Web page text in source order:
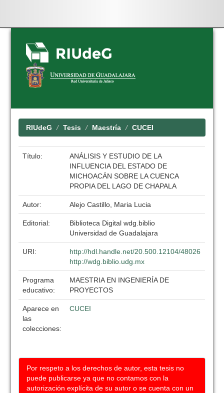
Skip
navigation
RIUdeG Tesis Maestría CUCEI
Título:
ANÁLISIS Y ESTUDIO DE LA
INFLUENCIA DEL ESTADO DE
MICHOACÁN SOBRE LA CUENCA
PROPIA DEL LAGO DE CHAPALA
Autor: Alejo Castillo, Maria Lucia
Editorial:
Biblioteca Digital wdg.biblio
Universidad de Guadalajara
URI:
http://hdl.handle.net/20.500.12104/48026
http://wdg.biblio.udg.mx
Programa
educativo:
MAESTRIA EN INGENIERÍA DE
PROYECTOS
Aparece en
las
colecciones:
CUCEI
Por respeto a los derechos de autor, esta tesis no
puede publicarse ya que no contamos con la
autorización explícita de su autor o se cuenta con un